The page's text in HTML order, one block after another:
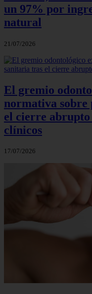
un 97% por
natural
21/07/2026
El gremio
normativa
el cierre
clínicos
17/07/2026